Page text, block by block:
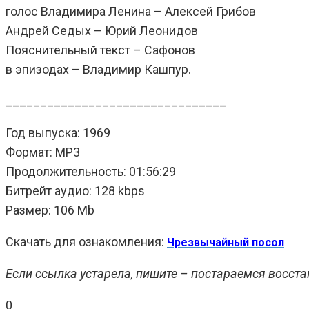
голос Владимира Ленина – Алексей Грибов
Андрей Седых – Юрий Леонидов
Пояснительный текст – Сафонов
в эпизодах – Владимир Кашпур.
Год выпуска: 1969
Формат: MP3
Продолжительность: 01:56:29
Битрейт аудио: 128 kbps
Размер: 106 Mb
Скачать для ознакомления: Чрезвычайный посол
Если ссылка устарела, пишите – постараемся
0